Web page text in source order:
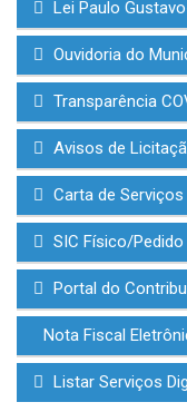
Lei Paulo
Ouvidoria do
Transparência
Avisos de
Carta de
SIC Físico/
Portal do
Nota Fiscal
Listar Serviços